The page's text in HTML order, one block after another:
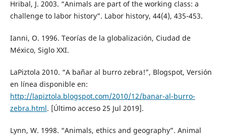
Hribal, J. 2003. “Animals are part of the working class: a
challenge to labor history”. Labor history, 44(4), 435-453.
Ianni, O. 1996. Teorías de la globalización, Ciudad de
México, Siglo XXI.
LaPiztola 2010. “A bañar al burro zebra!”, Blogspot, Versión
en línea disponible en:
http://lapiztola.blogspot.com/2010/12/banar-al-burro-
zebra.html. [Último acceso 25 Jul 2019].
Lynn, W. 1998. “Animals, ethics and geography”. Animal